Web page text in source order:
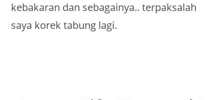
kebakaran dan sebagainya.. terpaksalah
saya korek tabung lagi.